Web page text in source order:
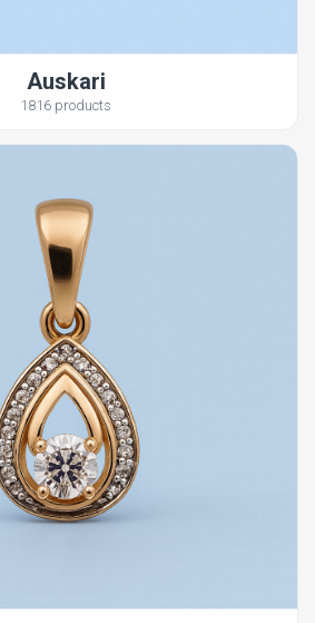
Auskari
1816 products